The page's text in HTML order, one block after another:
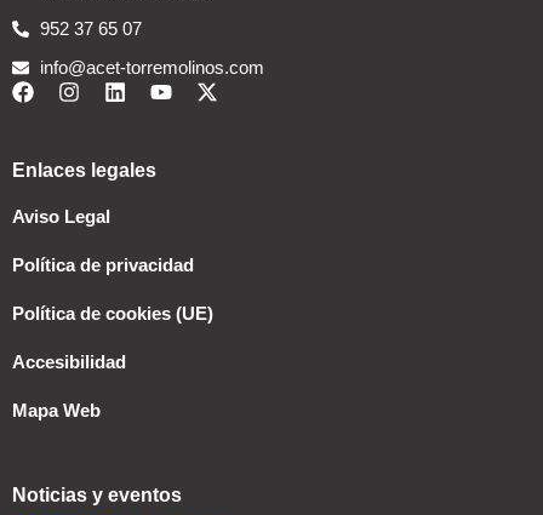
952 37 65 07
info@acet-torremolinos.com
Enlaces legales
Aviso Legal
Política de privacidad
Política de cookies (UE)
Accesibilidad
Mapa Web
Noticias y eventos